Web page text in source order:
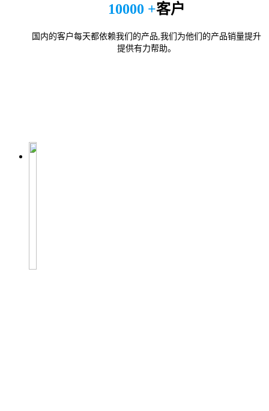
10000 +客户
国内的客户每天都依赖我们的产品,我们为他们的产品销量提升
提供有力帮助。